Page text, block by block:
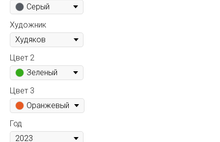
Серый
Художник
Цвет 2
Зеленый
Цвет 3
Оранжевый
Год